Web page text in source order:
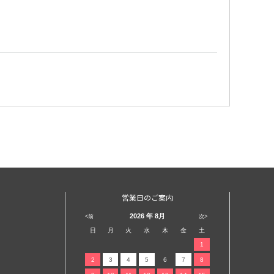
営業日のご案内
<前 次>
2026 年 8月
日 月 火 水 木 金 土
1
2 3 4 5 6 7 8